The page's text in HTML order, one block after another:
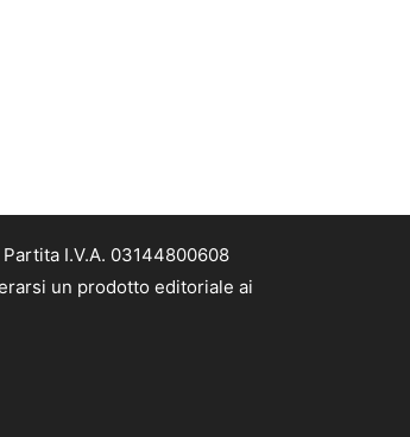
I.V.A. 03144800608
un prodotto editoriale ai